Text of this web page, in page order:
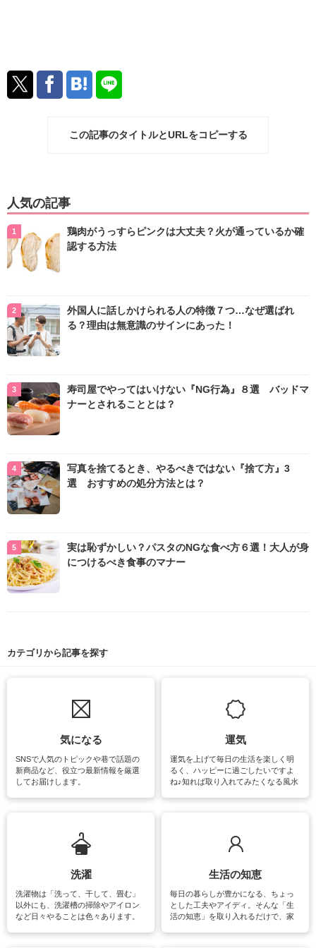
この記事のタイトルとURLをコピーする
人気の記事
鶏肉がうっすらピンクは大丈夫？火が通っているか確
認する方法
外国人に話しかけられる人の特徴７つ…なぜ選ばれ
る？理由は無意識のサインにあった！
寿司屋でやってはいけない『NG行為』８選 バッドマ
ナーとされることとは？
写真を捨てるとき、やるべきではない『捨て方』3
選 おすすめの処分方法とは？
実は恥ずかしい？パスタのNGな食べ方６選！大人が身
につけるべき食事のマナー
カテゴリから記事を探す
気になる
SNSで人気のトピックや巷で話題の
新商品など、役立つ最新情報を厳選
してお届けします。
運気
運気を上げて毎日の生活を楽しく明
るく、ハッピーに過ごしたいですよ
ね♪知れば取り入れてみたくなる風水
洗濯
洗濯物は「洗って、干して、畳む」
以外にも、洗濯槽の掃除やアイロン
など日々やることは色々あります。
生活の知恵
毎日の暮らしが豊かになる、ちょっ
とした工夫やアイディ。そんな「生
活の知恵」を取り入れるだけで、家